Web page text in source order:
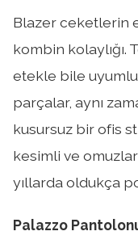
Blazer ceketlerin
kombin kolaylığı.
etekle bile
parçalar, aynı
kusursuz bir ofis
kesimli ve
yıllarda oldukça
Palazzo